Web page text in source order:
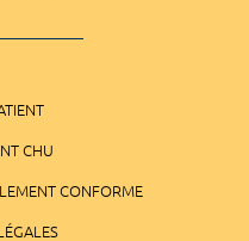
CHU
CONFORME